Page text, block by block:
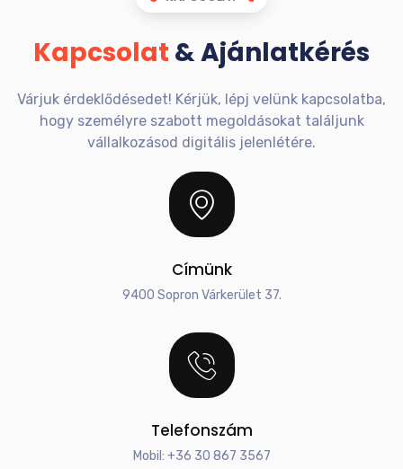
Kapcsolat & Ajánlatkérés
Várjuk érdeklődésedet! Kérjük, lépj velünk kapcsolatba,
hogy személyre szabott megoldásokat találjunk
vállalkozásod digitális jelenlétére.
Címünk
9400 Sopron Várkerület 37.
Telefonszám
Mobil: +36 30 867 3567